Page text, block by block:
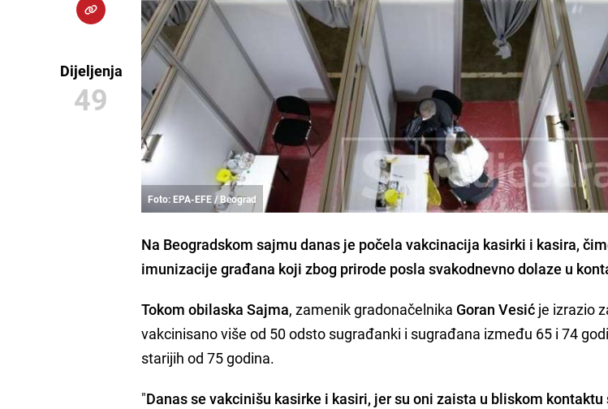
Dijeljenja
49
Foto: EPA-EFE / Beograd
Na Beogradskom sajmu danas je počela vakcinacija kasirki i kasira,
imunizacije građana koji zbog prirode posla svakodnevno dolaze u
Tokom obilaska Sajma, zamenik gradonačelnika Goran Vesić je izrazio
vakcinisano više od 50 odsto sugrađanki i sugrađana između 65 i 74
starijih od 75 godina.
"Danas se vakcinišu kasirke i kasiri, jer su oni zaista u bliskom